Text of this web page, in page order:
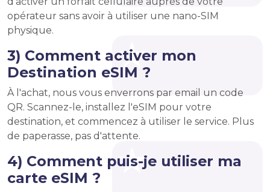
opérateur sans avoir à utiliser une nano-SIM
physique.
3) Comment activer mon
Destination eSIM ?
À l'achat, nous vous enverrons par email un code
QR. Scannez-le, installez l'eSIM pour votre
destination, et commencez à utiliser le service. Plus
de paperasse, pas d'attente.
4) Comment puis-je utiliser ma
carte eSIM ?